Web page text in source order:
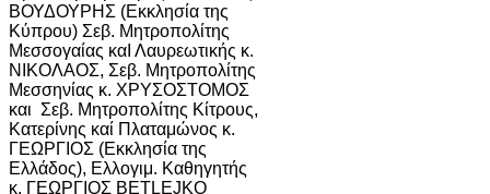
ΒΟΥΔΟΥΡΗΣ (Εκκλησία της
Κύπρου) Σεβ. Μητροπολίτης
Μεσσογαίας καΙ Λαυρεωτικής κ.
ΝΙΚΟΛΑΟΣ, Σεβ. Μητροπολίτης
Μεσσηνίας κ. ΧΡΥΣΟΣΤΟΜΟΣ
και Σεβ. Μητροπολίτης Κίτρους,
Κατερίνης καί Πλαταμώνος κ.
ΓΕΩΡΓΙΟΣ (Εκκλησία της
Ελλάδος), Ελλογιμ. Καθηγητής
κ. ΓΕΩΡΓΙΟΣ BETLEJKO